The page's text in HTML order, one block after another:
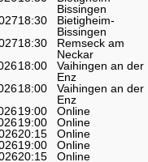
Bissingen
18:30
Bietigheim-
Bissingen
18:30
Remseck am
Neckar
18:00
Vaihingen an der
Enz
18:00
Vaihingen an der
Enz
19:00
Online
19:00
Online
20:15
Online
19:00
Online
20:15
Online